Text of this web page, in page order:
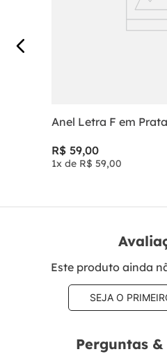
Anel Letra F em
R$ 59,00
1x de R$ 59,00
Este produto ainda
SEJA O
Perguntas